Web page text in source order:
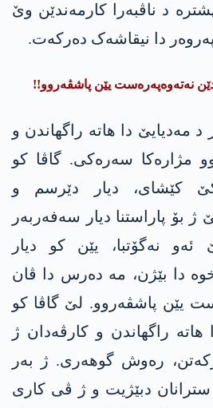
د ناڤبەرا كارمه‌ندێن وێ
دا نیقاشەک دەرکەت.
نەتەوەپەرەست یێن پاشڤەروو!!
د مەدیایێ دا ھاتە راگھاندن و
مژارەکا سەرەکی. گاڤا کو
كێشای، دیار دێرسم و
بۆ پاراستنا دیار سەفەربەر
ئەو نەگۆتبا، یێن کو دیار
دا بێژن، مە دەرس دا ڤان
یێن پاشڤەروو. لێ گاڤا کو
ھاتە راگھاندن و كارڤه‌دان ژ
رەوش گوھەری. ژ بەر
سترانان دبێژیت و ژ ڤی كاری